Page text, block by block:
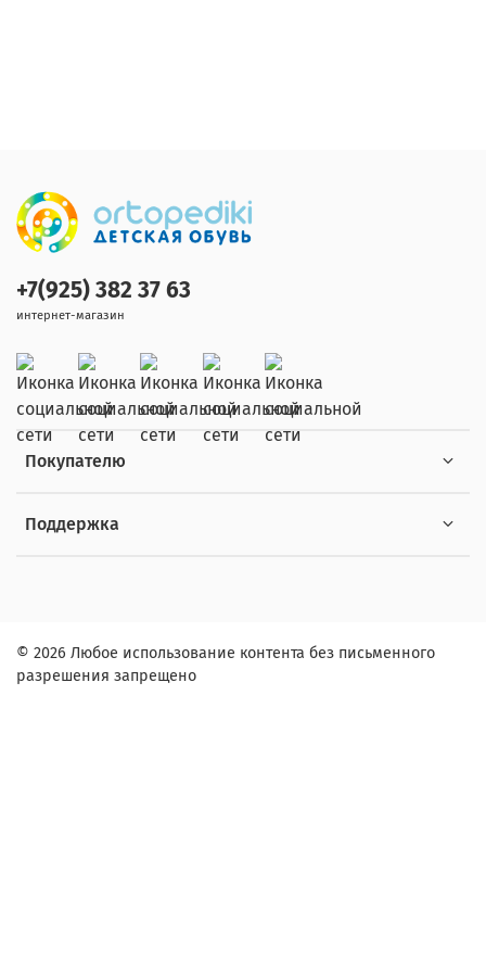
Покупателю
Поддержка
+7(925) 382 37 63
интернет-магазин
© 2026 Любое использование контента без письменного
разрешения запрещено